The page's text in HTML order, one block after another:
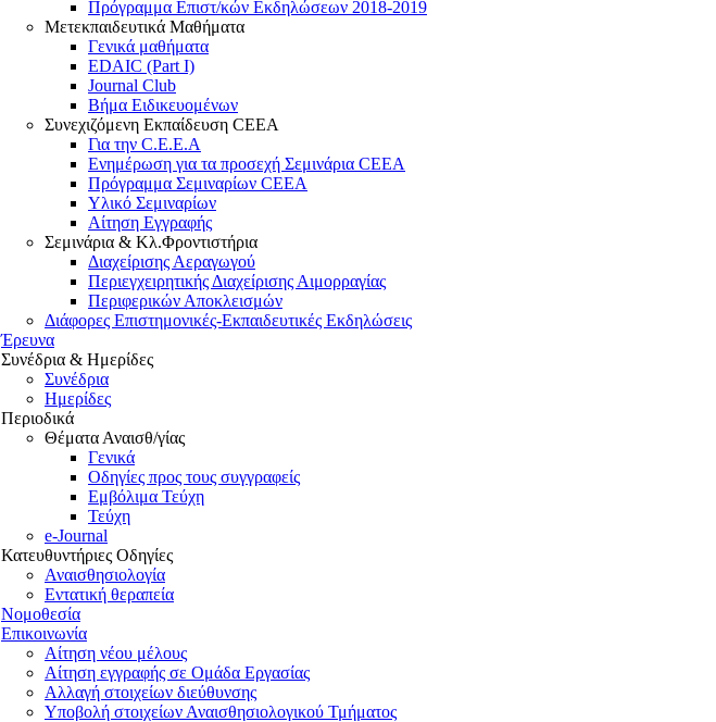
Πρόγραμμα Επιστ/κών Εκδηλώσεων 2018-2019
Μετεκπαιδευτικά Μαθήματα
Γενικά μαθήματα
EDAIC (Part I)
Journal Club
Βήμα Ειδικευομένων
Συνεχιζόμενη Εκπαίδευση CEEA
Για την C.E.E.A
Ενημέρωση για τα προσεχή Σεμινάρια CEEA
Πρόγραμμα Σεμιναρίων CEEA
Υλικό Σεμιναρίων
Αίτηση Εγγραφής
Σεμινάρια & Κλ.Φροντιστήρια
Διαχείρισης Αεραγωγού
Περιεγχειρητικής Διαχείρισης Αιμορραγίας
Περιφερικών Αποκλεισμών
Διάφορες Επιστημονικές-Εκπαιδευτικές Εκδηλώσεις
Έρευνα
Συνέδρια & Ημερίδες
Συνέδρια
Ημερίδες
Περιοδικά
Θέματα Αναισθ/γίας
Γενικά
Οδηγίες προς τους συγγραφείς
Εμβόλιμα Τεύχη
Τεύχη
e-Journal
Κατευθυντήριες Οδηγίες
Αναισθησιολογία
Εντατική θεραπεία
Νομοθεσία
Επικοινωνία
Αίτηση νέου μέλους
Αίτηση εγγραφής σε Ομάδα Εργασίας
Αλλαγή στοιχείων διεύθυνσης
Υποβολή στοιχείων Αναισθησιολογικού Τμήματος